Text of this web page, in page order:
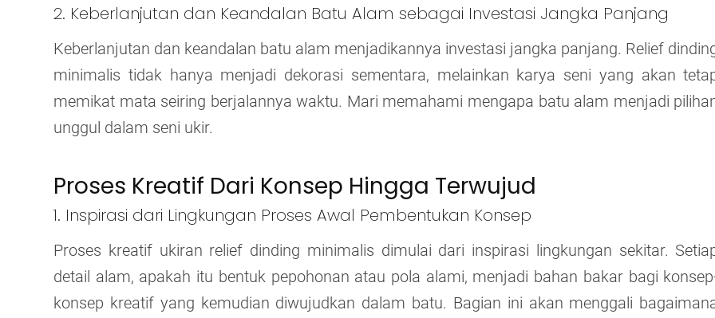
2. Keberlanjutan dan Keandalan Batu Alam sebagai Investasi Jangka Panjang
Keberlanjutan dan keandalan batu alam menjadikannya investasi jangka panjang. Relief
minimalis tidak hanya menjadi dekorasi sementara, melainkan karya seni yang akan
memikat mata seiring berjalannya waktu. Mari memahami mengapa batu alam menjadi
unggul dalam seni ukir.
Proses Kreatif Dari Konsep Hingga Terwujud
1. Inspirasi dari Lingkungan Proses Awal Pembentukan Konsep
Proses kreatif ukiran relief dinding minimalis dimulai dari inspirasi lingkungan sekitar.
detail alam, apakah itu bentuk pepohonan atau pola alami, menjadi bahan bakar bagi
konsep kreatif yang kemudian diwujudkan dalam batu. Bagian ini akan menggali